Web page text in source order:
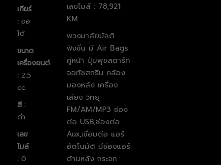
เกียร์
: ออ
โต้
ขนาด
เครื่องยนต์
: 2.5
cc.
สี :
ดำ
เลข
ไมล์
: 0
เลขไมล์ : 78,921
KM
พวงมาลัยมัลติ
ฟังชั่น มี Air Bags
คู่หน้า ปุ่มพุชสตาร์ท
จอทัชสกรีน กล้อง
มองหลัง เครื่อง
เสียง วิทยุ
FM/AM/MP3 ช่อง
ต่อ USB,ช่องต่อ
Aux,เชื่อมต่อ แอร์
อัตโนมัติ มีช่องแอร์
ด้านหลัง กระจก